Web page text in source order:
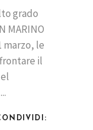
grado
MARINO
marzo, le
il